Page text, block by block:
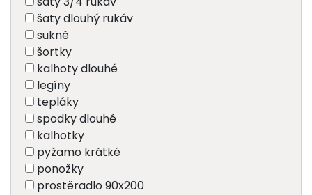
šaty dlouhý rukáv
sukně
šortky
kalhoty dlouhé
legíny
tepláky
spodky dlouhé
kalhotky
pyžamo krátké
ponožky
prostěradlo 90x200